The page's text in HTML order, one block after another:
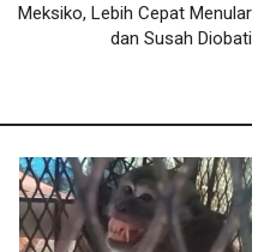
Meksiko, Lebih Cepat Menular
dan Susah Diobati